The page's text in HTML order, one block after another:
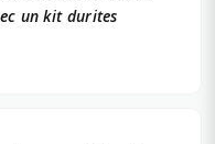
un kit durites